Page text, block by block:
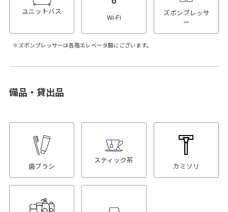
ユニットバス
Wi-Fi
ズボンプレッサ
ー
ズボンプレッサーは各階エレベータ脇にございます。
備品・貸出品
歯ブラシ
スティック茶
カミソリ